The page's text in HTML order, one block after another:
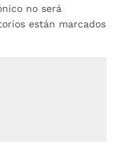
no será
están marcados